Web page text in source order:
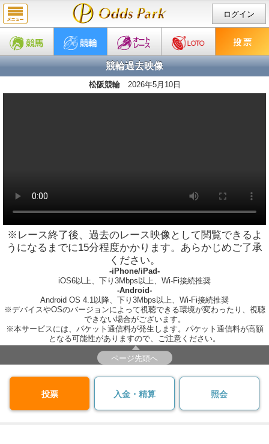
ログイン
競輪過去映像
松阪競輪 2026年5月10日
※レース終了後、過去のレース映像として閲覧できるよ
うになるまでに15分程度かかります。あらかじめご了承
ください。
-iPhone/iPad-
iOS6以上、下り3Mbps以上、Wi-Fi接続推奨
-Android-
Android OS 4.1以降、下り3Mbps以上、Wi-Fi接続推奨
※デバイスやOSのバージョンによって視聴できる環境が変わったり、視聴
できない場合がございます。
※本サービスには、パケット通信料が発生します。パケット通信料が高額
となる可能性がありますので、ご注意ください。
ページ先頭へ
投票 入金・精算 照会